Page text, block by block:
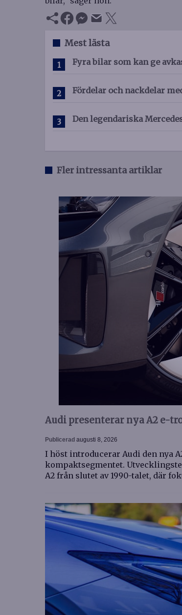
Mest lästa
Fyra bilar som kan ge
Fördelar och nackdelar
Den legendariska
Fler intressanta artiklar
Audi presenterar nya A2 e-
Publicerad augusti 8, 2026
I höst introducerar Audi den nya
kompaktsegmentet.
A2 från slutet av 1990-talet, där